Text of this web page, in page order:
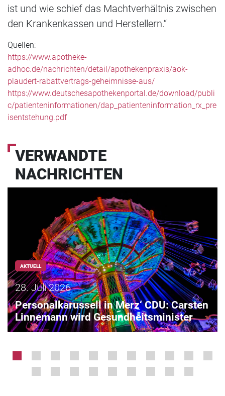
ist und wie schief das Machtverhältnis zwischen
den Krankenkassen und Herstellern.“
Quellen:
https://www.apotheke-
adhoc.de/nachrichten/detail/apothekenpraxis/aok-
plaudert-rabattvertrags-geheimnisse-aus/
https://www.deutschesapothekenportal.de/download/publi
c/patienteninformationen/dap_patienteninformation_rx_pre
isentstehung.pdf
VERWANDTE
NACHRICHTEN
AKTUELL
28. Juli 2026
Personalkarussell in Merz‘ CDU: Carsten
Linnemann wird Gesundheitsminister